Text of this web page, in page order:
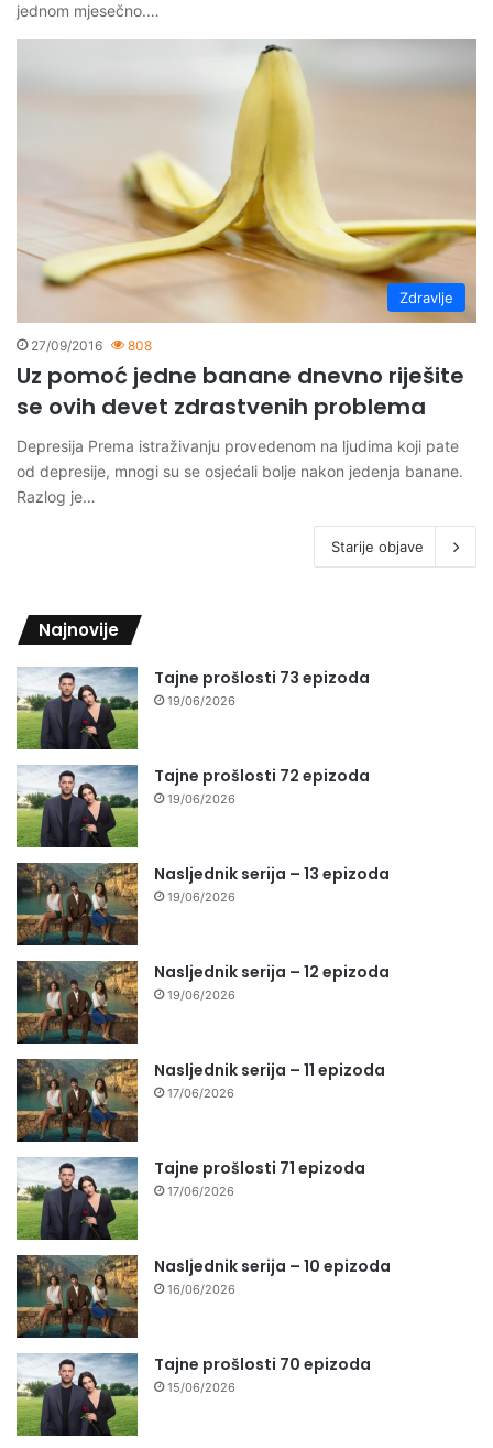
jednom mjesečno.…
Zdravlje
27/09/2016 808
Uz pomoć jedne banane dnevno riješite
se ovih devet zdrastvenih problema
Depresija Prema istraživanju provedenom na ljudima koji pate
od depresije, mnogi su se osjećali bolje nakon jedenja banane.
Razlog je…
Starije objave
Najnovije
Tajne prošlosti 73 epizoda
19/06/2026
Tajne prošlosti 72 epizoda
19/06/2026
Nasljednik serija – 13 epizoda
19/06/2026
Nasljednik serija – 12 epizoda
19/06/2026
Nasljednik serija – 11 epizoda
17/06/2026
Tajne prošlosti 71 epizoda
17/06/2026
Nasljednik serija – 10 epizoda
16/06/2026
Tajne prošlosti 70 epizoda
15/06/2026